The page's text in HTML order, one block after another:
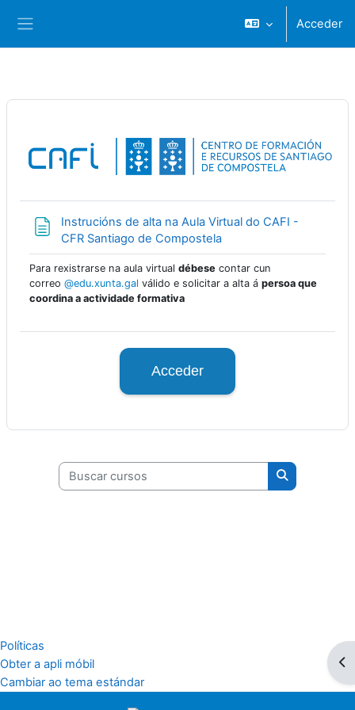
Acceder
Instrucións de alta na Aula Virtual do CAFI -
CFR Santiago de CompostelaPáxina
Para rexistrarse na aula virtual débese contar cun
correo @edu.xunta.gal válido e solicitar a alta á persoa que
coordina a actividade formativa
Acceder
Buscar cursos
Buscar
Políticas
Obter a apli móbil
Cambiar ao tema estándar